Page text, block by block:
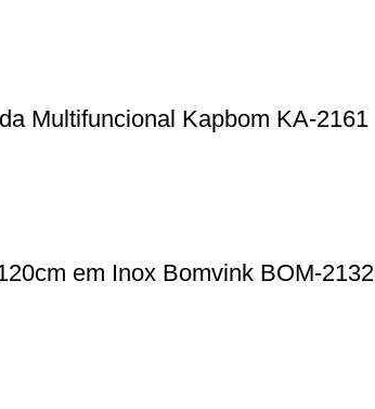
Multifuncional Kapbom KA-2161
em Inox Bomvink BOM-2132